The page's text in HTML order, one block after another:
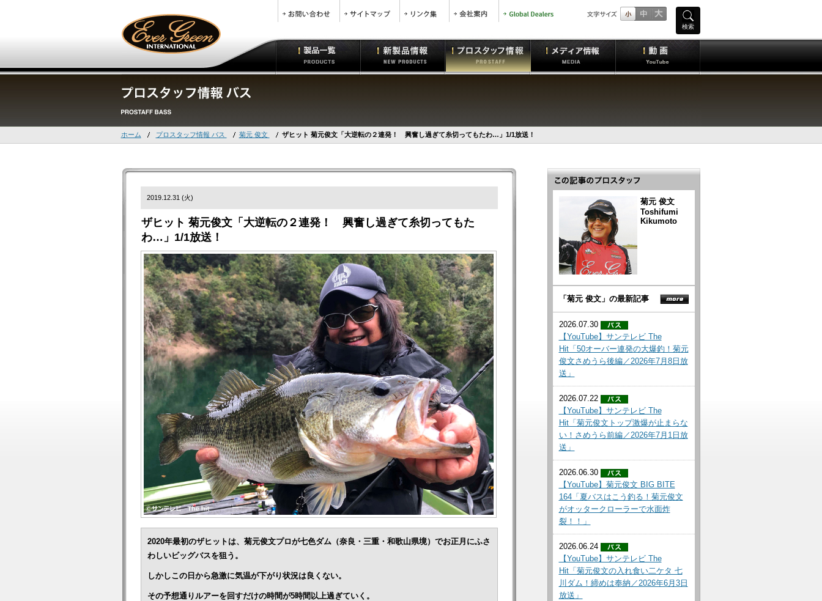
検索
ホーム プロスタッフ情報 バス 菊元 俊文 ザヒット 菊元俊文「大逆転の２連発！ 興奮し過ぎて糸切ってもたわ…」1/1放送！
2019.12.31 (火)
ザヒット 菊元俊文「大逆転の２連発！ 興奮し過ぎて糸切ってもた
わ…」1/1放送！
2020年最初のザヒットは、菊元俊文プロが七色ダム（奈良・三重・和歌山県境）でお正月にふさ
わしいビッグバスを狙う。
しかしこの日から急激に気温が下がり状況は良くない。
その予想通りルアーを回すだけの時間が5時間以上過ぎていく。
菊元 俊文
Toshifumi
Kikumoto
「菊元 俊文」の最新記事
2026.07.30
【YouTube】サンテレビ The
Hit「50オーバー連発の大爆釣！菊元
俊文さめうら後編／2026年7月8日放
送」
2026.07.22
【YouTube】サンテレビ The
Hit「菊元俊文トップ激爆が止まらな
い！さめうら前編／2026年7月1日放
送」
2026.06.30
【YouTube】菊元俊文 BIG BITE
164「夏バスはこう釣る！菊元俊文
がオッタークローラーで水面炸
裂！！」
2026.06.24
【YouTube】サンテレビ The
Hit「菊元俊文の入れ食い二ケタ 七
川ダム！締めは奉納／2026年6月3日
放送」